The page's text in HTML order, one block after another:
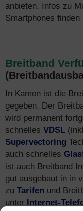
anbieten. Infos zu
Smartphones finden
Breitband
In Kamen ist die
gegeben. Der
wird permanent
schnelles VDSL
Supervectoring
auch schnelles
ist auch Breitband
gut ausgebaut in in
zu Tarifen und
unter Internet-